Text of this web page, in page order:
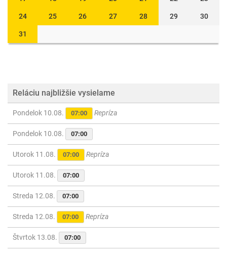
24 25 26 27 28 29 30
31
Reláciu najbližšie vysielame
Pondelok 10.08. 07:00 Repríza
Pondelok 10.08. 07:00
Utorok 11.08. 07:00 Repríza
Utorok 11.08. 07:00
Streda 12.08. 07:00
Streda 12.08. 07:00 Repríza
Štvrtok 13.08. 07:00